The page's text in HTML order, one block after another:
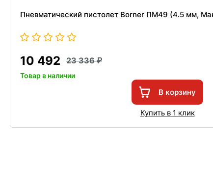
Пневматический пистолет Borner ПМ49 (4.5 мм,
10 492 23 336
Товар в наличии
В корзину
Купить в 1 клик